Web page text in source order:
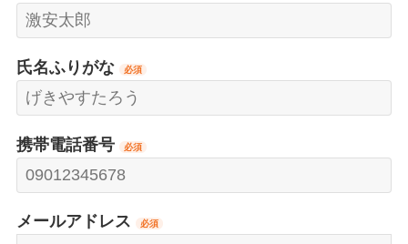
氏名ふりがな 必須
携帯電話番号 必須
メールアドレス 必須